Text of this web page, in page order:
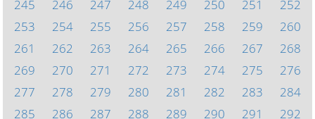
245
246 247 248 249 250 251
252
253
254 255 256 257 258 259
260
261
262 263 264 265 266 267
268
269
270 271 272 273 274 275
276
277
278 279 280 281 282 283
284
285
286 287 288 289 290 291
292